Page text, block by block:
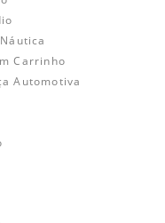
Carrinho
Automotiva